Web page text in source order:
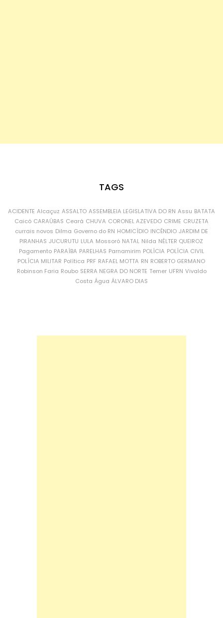
TAGS
ACIDENTE Alcaçuz ASSALTO ASSEMBLEIA LEGISLATIVA DO RN Assu BATATA
Caicó CARAÚBAS Ceará CHUVA CORONEL AZEVEDO CRIME CRUZETA
currais novos Dilma Governo do RN HOMICÍDIO INCÊNDIO JARDIM DE
PIRANHAS JUCURUTU LULA Mossoró NATAL Nilda NÉLTER QUEIROZ
Pagamento PARAÍBA PARELHAS Parnamirim POLÍCIA POLÍCIA CIVIL
POLÍCIA MILITAR Política PRF RAFAEL MOTTA RN ROBERTO GERMANO
Robinson Faria Roubo SERRA NEGRA DO NORTE Temer UFRN Vivaldo
Costa Água ÁLVARO DIAS